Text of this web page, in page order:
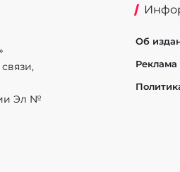
Эл №
Об
Реклама